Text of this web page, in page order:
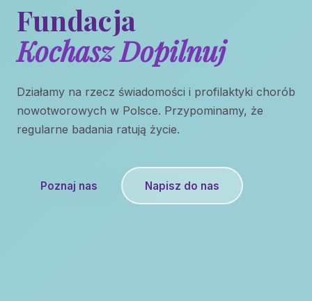
Fundacja
Kochasz Dopilnuj
Działamy na rzecz świadomości i profilaktyki chorób
nowotworowych w Polsce. Przypominamy, że
regularne badania ratują życie.
Poznaj nas Napisz do nas